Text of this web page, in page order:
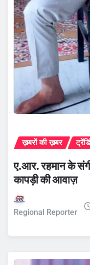
ख़बरों की ख़बर
ए.आर. रहमान के
कापड़ी की आवाज़
Regional Reporter